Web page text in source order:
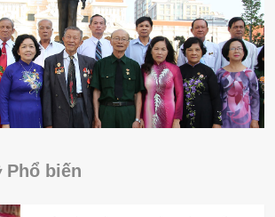
Phổ biến